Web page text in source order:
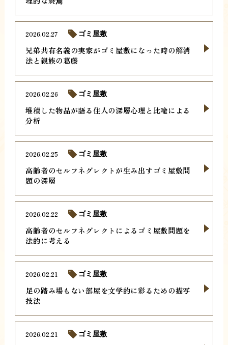
兄弟共有名義の実家がゴミ屋敷になった時の解消
法と親族の葛藤
2026.02.27 ゴミ屋敷
堆積した物品が語る住人の深層心理と比喩による
分析
2026.02.26 ゴミ屋敷
高齢者のセルフネグレクトが生み出すゴミ屋敷問
題の深層
2026.02.25 ゴミ屋敷
高齢者のセルフネグレクトによるゴミ屋敷問題を
法的に考える
2026.02.22 ゴミ屋敷
足の踏み場もない部屋を文学的に彩るための描写
技法
2026.02.21 ゴミ屋敷
2026.02.21 ゴミ屋敷